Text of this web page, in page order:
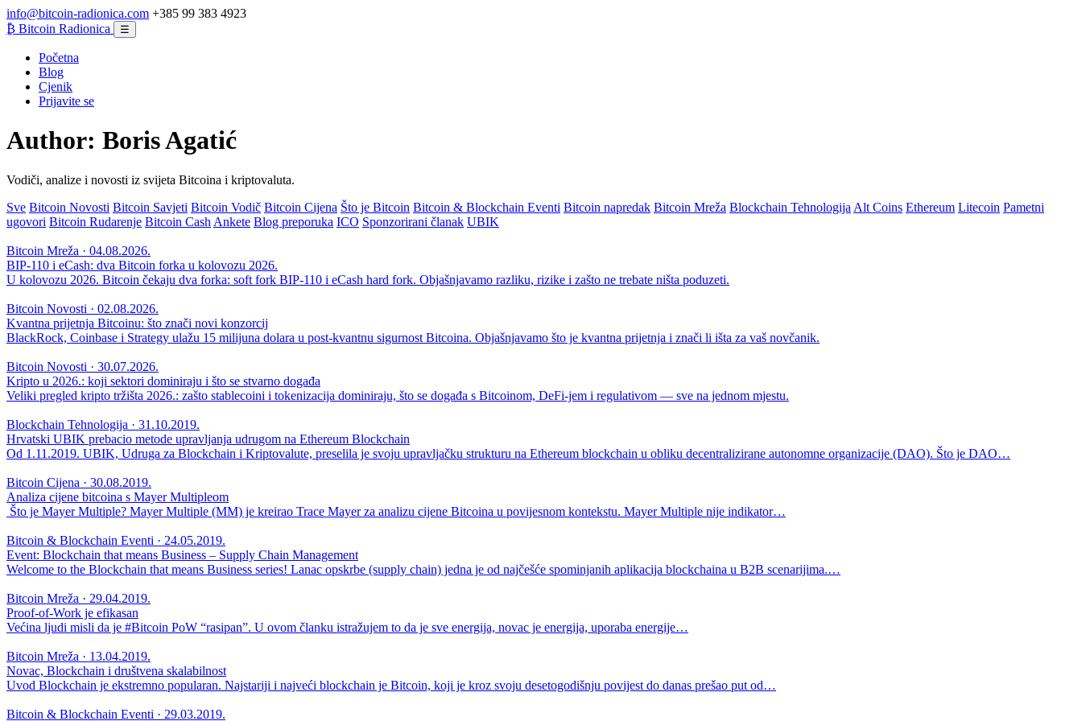
info@bitcoin-radionica.com +385 99 383 4923
₿ Bitcoin Radionica ☰
Početna
Blog
Cjenik
Prijavite se
Author: Boris Agatić
Vodiči, analize i novosti iz svijeta Bitcoina i kriptovaluta.
Sve Bitcoin Novosti Bitcoin Savjeti Bitcoin Vodič Bitcoin Cijena Što je Bitcoin Bitcoin & Blockchain Eventi Bitcoin napredak Bitcoin Mreža Blockchain Tehnologija Alt Coins Ethereum Litecoin Pametni
ugovori Bitcoin Rudarenje Bitcoin Cash Ankete Blog preporuka ICO Sponzorirani članak UBIK
Bitcoin Mreža · 04.08.2026.
BIP-110 i eCash: dva Bitcoin forka u kolovozu 2026.
U kolovozu 2026. Bitcoin čekaju dva forka: soft fork BIP-110 i eCash hard fork. Objašnjavamo razliku, rizike i zašto ne trebate ništa poduzeti.
Bitcoin Novosti · 02.08.2026.
Kvantna prijetnja Bitcoinu: što znači novi konzorcij
BlackRock, Coinbase i Strategy ulažu 15 milijuna dolara u post-kvantnu sigurnost Bitcoina. Objašnjavamo što je kvantna prijetnja i znači li išta za vaš novčanik.
Bitcoin Novosti · 30.07.2026.
Kripto u 2026.: koji sektori dominiraju i što se stvarno događa
Veliki pregled kripto tržišta 2026.: zašto stablecoini i tokenizacija dominiraju, što se događa s Bitcoinom, DeFi-jem i regulativom — sve na jednom mjestu.
Blockchain Tehnologija · 31.10.2019.
Hrvatski UBIK prebacio metode upravljanja udrugom na Ethereum Blockchain
Od 1.11.2019. UBIK, Udruga za Blockchain i Kriptovalute, preselila je svoju upravljačku strukturu na Ethereum blockchain u obliku decentralizirane autonomne organizacije (DAO). Što je DAO…
Bitcoin Cijena · 30.08.2019.
Analiza cijene bitcoina s Mayer Multipleom
Što je Mayer Multiple? Mayer Multiple (MM) je kreirao Trace Mayer za analizu cijene Bitcoina u povijesnom kontekstu. Mayer Multiple nije indikator…
Bitcoin & Blockchain Eventi · 24.05.2019.
Event: Blockchain that means Business – Supply Chain Management
Welcome to the Blockchain that means Business series! Lanac opskrbe (supply chain) jedna je od najčešće spominjanih aplikacija blockchaina u B2B scenarijima.…
Bitcoin Mreža · 29.04.2019.
Proof-of-Work je efikasan
Većina ljudi misli da je #Bitcoin PoW “rasipan”. U ovom članku istražujem to da je sve energija, novac je energija, uporaba energije…
Bitcoin Mreža · 13.04.2019.
Novac, Blockchain i društvena skalabilnost
Uvod Blockchain je ekstremno popularan. Najstariji i najveći blockchain je Bitcoin, koji je kroz svoju desetogodišnju povijest do danas prešao put od…
Bitcoin & Blockchain Eventi · 29.03.2019.